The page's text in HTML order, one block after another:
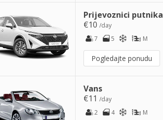
Prijevoznici putnika
€10 /day
7
5 M
Pogledajte ponudu
Vans
€11 /day
2
4 M